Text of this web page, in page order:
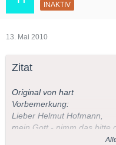
INAKTIV
13. Mai 2010
Zitat
Original von hart
Vorbemerkung:
Lieber Helmut Hofmann,
mein Gott - nimm das bitte
Ernsthaftigkeit braucht